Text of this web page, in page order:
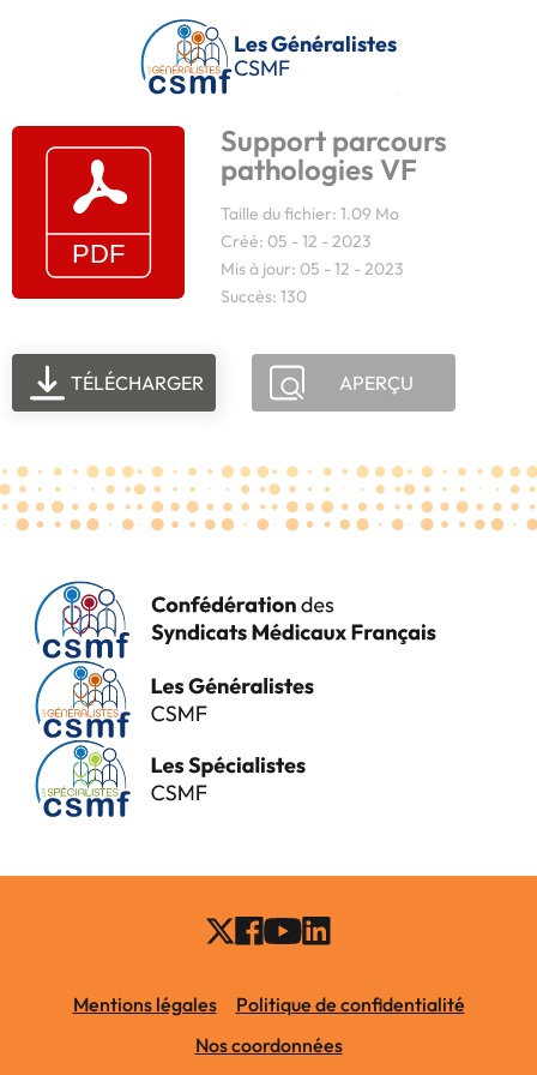
Passer au contenu principal
Les Généralistes
CSMF
Support parcours
pathologies VF
Taille du fichier: 1.09 Mo
Créé: 05 - 12 - 2023
Mis à jour: 05 - 12 - 2023
Succès: 130
TÉLÉCHARGER APERÇU
Mentions légales
Politique de confidentialité
Nos coordonnées